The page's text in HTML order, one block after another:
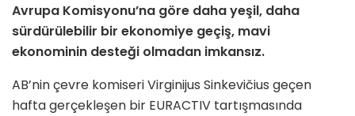
Avrupa Komisyonu’na göre daha yeşil, daha
sürdürülebilir bir ekonomiye geçiş, mavi
ekonominin desteği olmadan imkansız.
AB’nin çevre komiseri Virginijus Sinkevičius geçen
hafta gerçekleşen bir EURACTIV tartışmasında